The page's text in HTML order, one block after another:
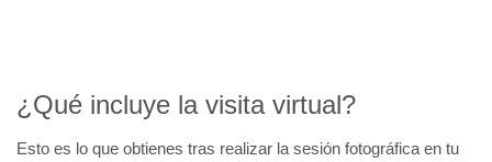
¿Qué incluye la visita virtual?
Esto es lo que obtienes tras realizar la sesión fotográfica en tu